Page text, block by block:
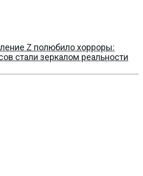
Z полюбило хорроры:
стали зеркалом реальности